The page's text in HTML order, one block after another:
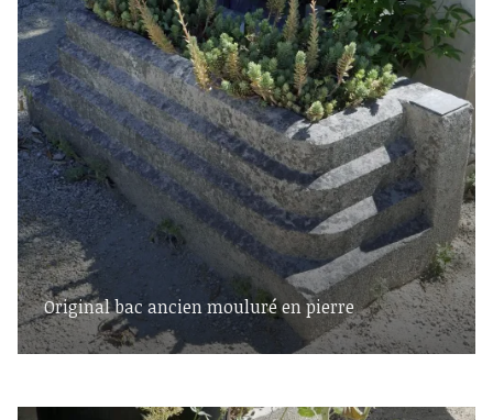
Original bac ancien mouluré en pierre